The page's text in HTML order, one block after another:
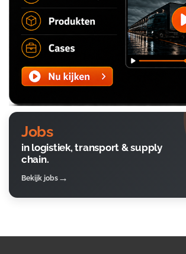
Jobs
in logistiek, transport & supply
chain.
Bekijk jobs